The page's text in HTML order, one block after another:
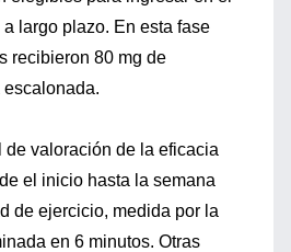
largo plazo. En esta fase
recibieron 80 mg de
de valoración de la eficacia
el inicio hasta la semana
de ejercicio, medida por la
en 6 minutos. Otras